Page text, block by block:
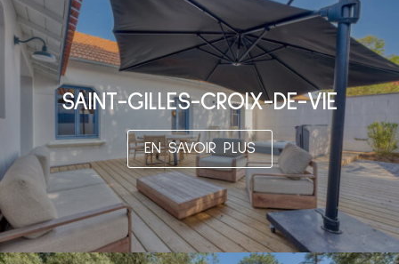
SAINT-GILLES-CROIX-DE-VIE
EN SAVOIR PLUS